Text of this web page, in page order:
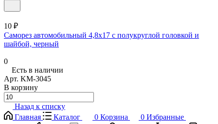
10 ₽
Саморез автомобильный 4,8x17 с полукруглой головкой и
шайбой, черный
0
Есть в наличии
Арт. KM-3045
В корзину
Назад к списку
Главная
Каталог 0 Корзина 0 Избранные